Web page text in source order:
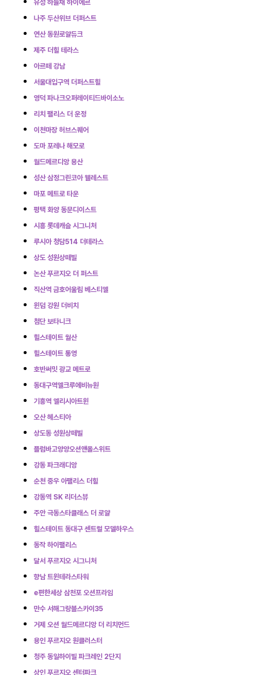
유성 하늘채 하이에르
나주 두산위브 더퍼스트
연산 동원로얄듀크
제주 더힐 테라스
아르떼 강남
서울대입구역 더퍼스트힐
영덕 파나크오퍼레이티드바이소노
리치 팰리스 더 운정
이천마장 허브스퀘어
도마 포레나 해모로
월드메르디앙 용산
성산 삼정그린코아 웰레스트
마포 메트로 타운
평택 화양 동문디이스트
시흥 롯데캐슬 시그니처
루시아 청담514 더테라스
상도 성원상떼빌
논산 푸르지오 더 퍼스트
직산역 금호어울림 베스티엘
윈덤 강원 더비치
첨단 보타니크
힐스테이트 월산
힐스테이트 통영
호반써밋 광교 메트로
동대구역엘크루에비뉴원
기흥역 엘리시아트윈
오산 헤스티아
상도동 성원상떼빌
플럼바고양양오션앤올스위트
강동 파크래디앙
순천 중우 아팰리스 더힐
강동역 SK 리더스뷰
주안 극동스타클래스 더 로얄
힐스테이트 동대구 센트럴 모델하우스
동작 하이팰리스
달서 푸르지오 시그니처
향남 트윈테라스타워
e편한세상 삼천포 오션프라임
만수 서해그랑블스카이35
거제 오션 월드메르디앙 더 리치먼드
용인 푸르지오 원클러스터
청주 동일하이빌 파크레인 2단지
상인 푸르지오 센터파크